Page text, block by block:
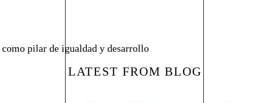
pilar de igualdad y desarrollo
LATEST FROM BLOG